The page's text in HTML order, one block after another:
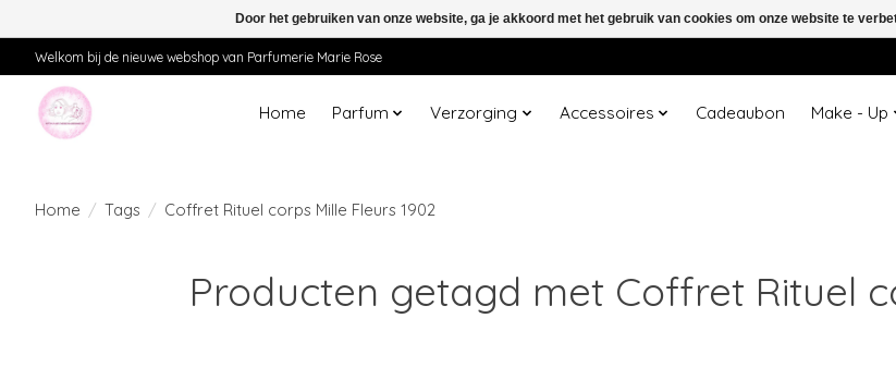
Welkom bij de nieuwe webshop van Parfumerie Marie Rose
Home Parfum Verzorging Accessoires Cadeaubon Make - Up
Home / Tags / Coffret Rituel corps Mille Fleurs 1902
Producten getagd met Coffret Rituel
Door het gebruiken van onze website, ga je akkoord met het gebruik van cookies om onze website te